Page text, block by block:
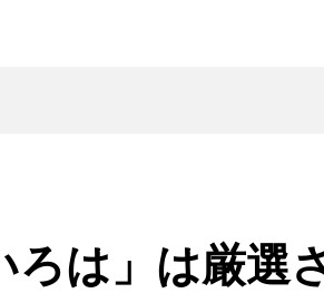
ろは」は厳選